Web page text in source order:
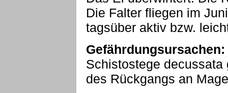
Die Falter fliegen im
tagsüber aktiv bzw.
Gefährdungsursachen:
Schistostege
des Rückgangs an